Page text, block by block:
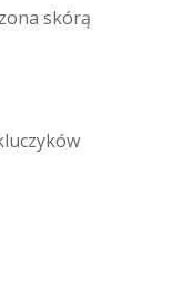
zona skórą
luczyków